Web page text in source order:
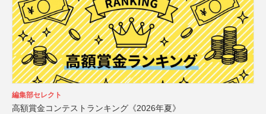
編集部セレクト
高額賞金コンテストランキング《2026年夏》